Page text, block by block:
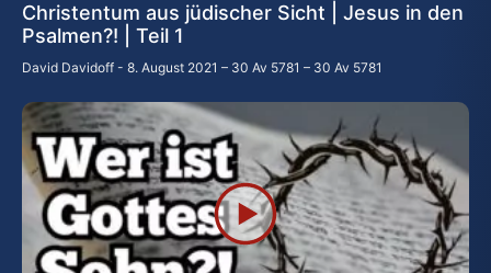
Christentum aus jüdischer Sicht | Jesus in den
Psalmen?! | Teil 1
David Davidoff 8. August 2021 – 30 Av 5781 – 30 Av 5781